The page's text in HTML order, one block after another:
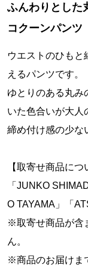
ふんわりとした
コクーンパンツ
ウエストのひもと
えるパンツです。
ゆとりのある丸み
いた色合いが大人
締め付け感の少な
【取寄せ商品につ
「JUNKO
O TAYAMA」「
※取寄せ商品が含
ん。
※商品のお届けま